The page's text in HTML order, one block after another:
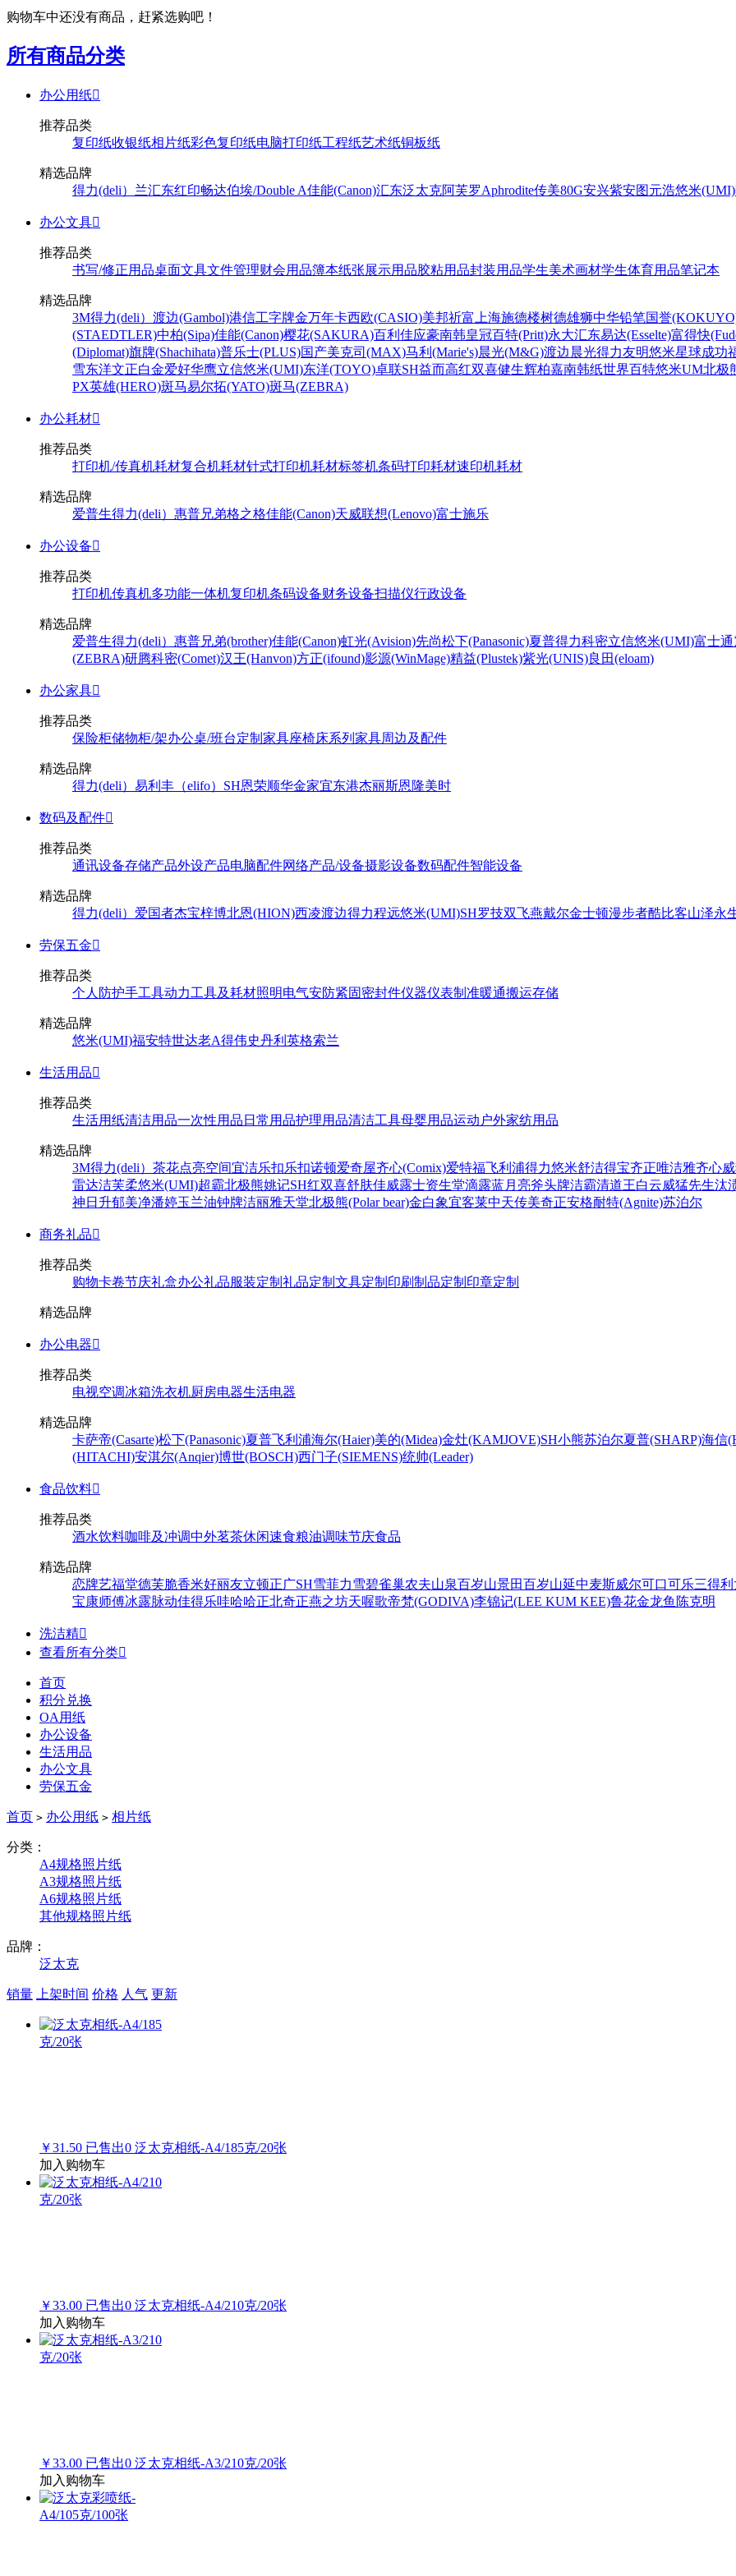
购物车中还没有商品，赶紧选购吧！
所有商品分类
办公用纸
推荐品类
复印纸收银纸相片纸彩色复印纸电脑打印纸工程纸艺术纸铜板纸
精选品牌
得力(deli） 兰汇东红印畅达伯埃/Double A佳能(Canon)汇东泛太克阿芙罗Aphrodite传美80G安兴紫安图元浩悠米(UMI)
办公文具
推荐品类
书写/修正用品桌面文具文件管理财会用品簿本纸张展示用品胶粘用品封装用品学生美术画材学生体育用品笔记本
精选品牌
3M得力(deli） 渡边(Gambol)港信工字牌金万年卡西欧(CASIO)美邦祈富 上海施德楼树德雄狮中华铅笔国誉
(STAEDTLER)中柏(Sipa)佳能(Canon)樱花(SAKURA)百利佳应豪南韩皇冠百特(Pritt)永大汇东易达(Esselte)富得快
(Diplomat)旗牌(Shachihata)普乐士(PLUS)国产美克司(MAX)马利(Marie's)晨光(M&G)渡边 晨光得力友明悠米星球成功
雪东洋文正白金爱好华鹰立信悠米(UMI)东洋(TOYO)卓联SH益而高红双喜健生辉柏嘉南韩纸世界百特悠米UM北极
PX英雄(HERO)斑马易尔拓(YATO)斑马(ZEBRA)
办公耗材
推荐品类
打印机/传真机耗材复合机耗材针式打印机耗材标签机条码打印耗材速印机耗材
精选品牌
爱普生得力(deli） 惠普兄弟格之格佳能(Canon)天威联想(Lenovo)富士施乐
办公设备
推荐品类
打印机传真机多功能一体机复印机条码设备财务设备扫描仪行政设备
精选品牌
爱普生得力(deli） 惠普兄弟(brother)佳能(Canon)虹光(Avision)先尚松下(Panasonic)夏普得力科密立信悠米(UMI)富士通
(ZEBRA)研腾科密(Comet)汉王(Hanvon)方正(ifound)影源(WinMage)精益(Plustek)紫光(UNIS)良田(eloam)
办公家具
推荐品类
保险柜储物柜/架办公桌/班台定制家具座椅床系列 家具周边及配件
精选品牌
得力(deli） 易利丰（elifo） SH恩荣顺华金家宜东港杰丽斯恩隆美时
数码及配件
推荐品类
通讯设备存储产品外设产品电脑配件网络产品/设备摄影设备数码配件智能设备
精选品牌
得力(deli） 爱国者杰宝梓博北恩(HION)西凌渡边得力程远悠米(UMI)SH罗技双飞燕戴尔金士顿漫步者酷比客山泽永
劳保五金
推荐品类
个人防护手工具动力工具及耗材照明电气安防紧固密封件仪器仪表制准暖通搬运存储
精选品牌
悠米(UMI)福安特世达老A得伟史丹利 英格索兰
生活用品
推荐品类
生活用纸清洁用品一次性用品 日常用品护理用品清洁工具母婴用品运动户外家纺用品
精选品牌
3M得力(deli） 茶花点亮空间宜洁乐扣乐扣诺顿爱奇屋齐心(Comix)爱特福飞利浦得力悠米舒洁得宝齐正唯洁雅齐心
雷达洁芙柔悠米(UMI)超霸北极熊姚记SH红双喜舒肤佳威露士资生堂滴露蓝月亮斧头牌洁霸清道王白云威猛先生汰
神 日升郁美净潘婷玉兰油钟牌洁丽雅天堂北极熊(Polar bear)金白象宜客莱中天传美奇正安格耐特(Agnite)苏泊尔
商务礼品
推荐品类
购物卡卷节庆礼盒办公礼品服装定制 礼品定制 文具定制 印刷制品定制 印章定制
精选品牌
办公电器
推荐品类
电视空调冰箱洗衣机厨房电器生活电器
精选品牌
卡萨帝(Casarte)松下(Panasonic)夏普飞利浦海尔(Haier)美的(Midea)金灶(KAMJOVE)SH小熊苏泊尔夏普(SHARP)海信
(HITACHI)安淇尔(Anqier)博世(BOSCH)西门子(SIEMENS)统帅(Leader)
食品饮料
推荐品类
酒水饮料咖啡及冲调中外茗茶休闲速食粮油调味节庆食品
精选品牌
恋牌艺福堂德芙脆香米好丽友立顿正广SH雪菲力雪碧雀巢农夫山泉百岁山景田百岁山延中麦斯威尔可口可乐三得利
宝康师傅冰露脉动佳得乐哇哈哈正北奇正燕之坊天喔歌帝梵(GODIVA)李锦记(LEE KUM KEE)鲁花金龙鱼 陈克明
洗洁精
查看所有分类
首页
积分兑换
OA用纸
办公设备
生活用品
办公文具
劳保五金
首页 > 办公用纸 > 相片纸
分类：
A4规格照片纸
A3规格照片纸
A6规格照片纸
其他规格照片纸
品牌：
泛太克
销量 上架时间 价格 人气 更新
￥31.50 已售出0 泛太克相纸-A4/185克/20张
加入购物车
￥33.00 已售出0 泛太克相纸-A4/210克/20张
加入购物车
￥33.00 已售出0 泛太克相纸-A3/210克/20张
加入购物车